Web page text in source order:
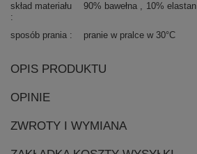
skład materiału 90% bawełna 10% elastan
sposób prania pranie w pralce w 30°C
OPIS PRODUKTU
OPINIE
ZWROTY I WYMIANA